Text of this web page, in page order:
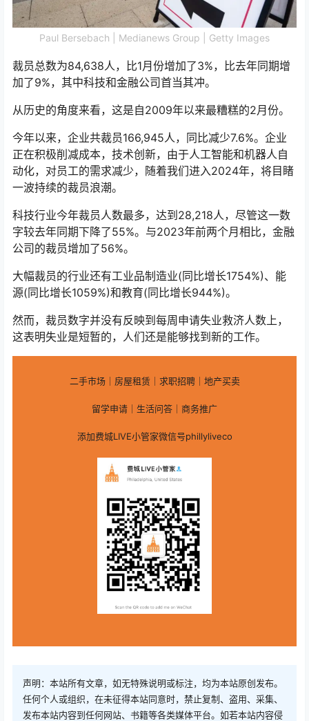
Paul Bersebach | Medianews Group | Getty Images
裁员总数为84,638人，比1月份增加了3%，比去年同期增
加了9%，其中科技和金融公司首当其冲。
从历史的角度来看，这是自2009年以来最糟糕的2月份。
今年以来，企业共裁员166,945人，同比减少7.6%。企业
正在积极削减成本，技术创新，由于人工智能和机器人自
动化，对员工的需求减少，随着我们进入2024年，将目睹
一波持续的裁员浪潮。
科技行业今年裁员人数最多，达到28,218人，尽管这一数
字较去年同期下降了55%。与2023年前两个月相比，金融
公司的裁员增加了56%。
大幅裁员的行业还有工业品制造业(同比增长1754%)、能
源(同比增长1059%)和教育(同比增长944%)。
然而，裁员数字并没有反映到每周申请失业救济人数上，
这表明失业是短暂的，人们还是能够找到新的工作。
二手市场｜房屋租赁｜求职招聘｜地产买卖
留学申请｜生活问答｜商务推广
添加费城LIVE小管家微信号phillyliveco
声明：本站所有文章，如无特殊说明或标注，均为本站原创发布。
任何个人或组织，在未征得本站同意时，禁止复制、盗用、采集、
发布本站内容到任何网站、书籍等各类媒体平台。如若本站内容侵